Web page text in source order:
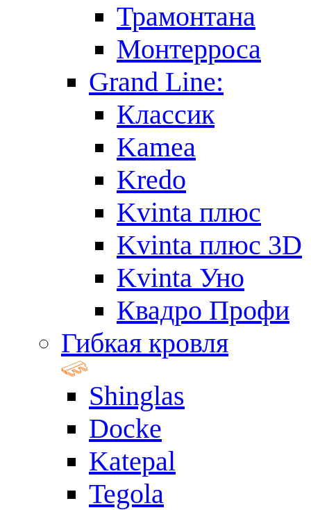
Трамонтана
Монтерроса
Grand Line:
Классик
Kamea
Kredo
Kvinta плюс
Kvinta плюс 3D
Kvinta Уно
Квадро Профи
Гибкая кровля
Shinglas
Docke
Katepal
Tegola